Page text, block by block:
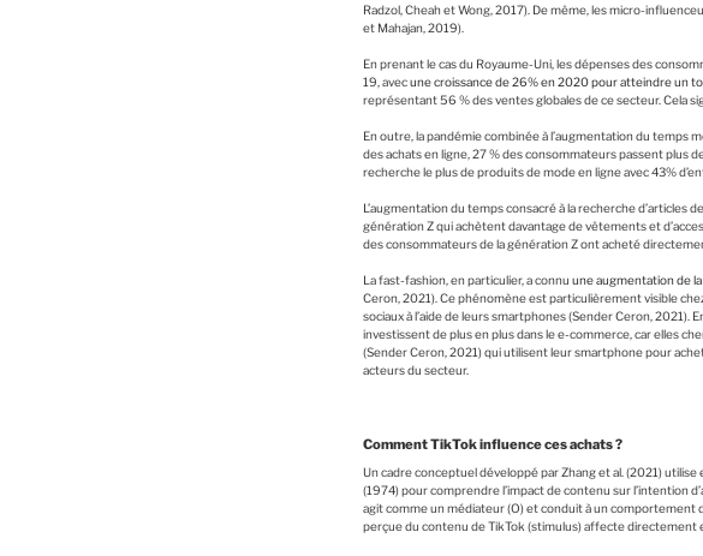
Radzol, Cheah et Wong, 2017). De même, les micro-
et Mahajan, 2019).
En prenant le cas du Royaume-Uni, les dépenses des
19, avecune croissance de 26% en 2020 pour atteindre un
représentant 56 % des ventes globales de ce secteur. Cela
En outre, la pandémie combinée à l’augmentation du temps
des achats en ligne, 27 % des consommateurs passent plus
recherche le plus de produits de mode en ligne avec 43%
L’augmentation du temps consacré à la recherche d’articles
génération Z qui achètent davantage de vêtements et
des consommateurs de la génération Z ont acheté
La fast-fashion, en particulier, a connu une augmentation de
Ceron, 2021). Ce phénomène est particulièrement visible
sociaux à l’aide de leurs smartphones (Sender Ceron, 2021).
investissent de plus en plus dans le e-commerce, car elles
(Sender Ceron, 2021) qui utilisent leur smartphone pour
acteurs du secteur.
Comment TikTok influence ces achats ?
Un cadre conceptuel développé par Zhang et al. (2021)
(1974) pour comprendre l’impact de contenu sur l’intention
agit comme un médiateur (O) et conduit à un comportement
perçue du contenu de TikTok (stimulus) affecte directement